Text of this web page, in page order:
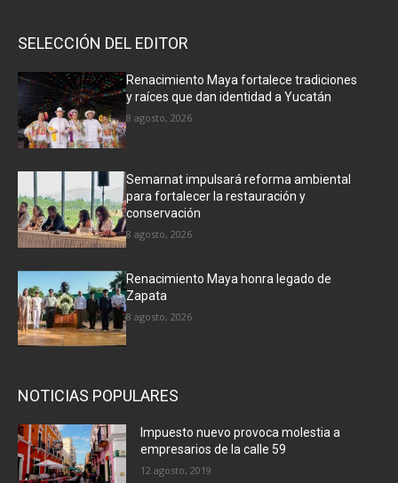
SELECCIÓN DEL EDITOR
Renacimiento Maya fortalece tradiciones
y raíces que dan identidad a Yucatán
8 agosto, 2026
Semarnat impulsará reforma ambiental
para fortalecer la restauración y
conservación
8 agosto, 2026
Renacimiento Maya honra legado de
Zapata
8 agosto, 2026
NOTICIAS POPULARES
Impuesto nuevo provoca molestia a
empresarios de la calle 59
12 agosto, 2019